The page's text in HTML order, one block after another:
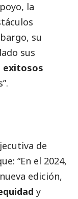
la
su
sus
exitosos
de
“En el 2024,
edición,
y